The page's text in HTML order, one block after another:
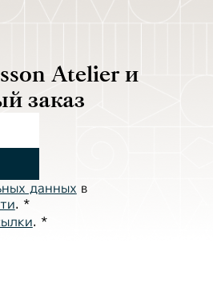
Atelier и
заказ
данных в
. *
. *